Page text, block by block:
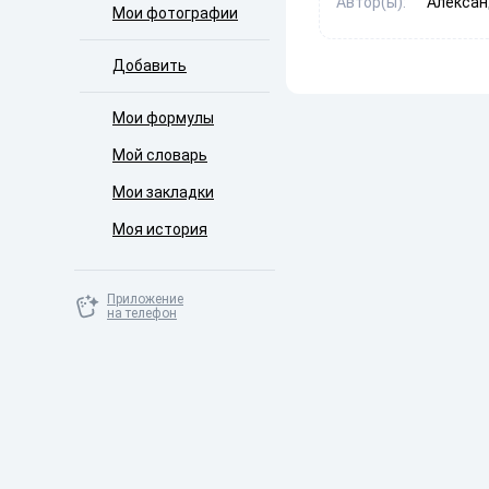
Мои фотографии
Добавить
Мои формулы
Мой словарь
Мои закладки
Моя история
Приложение
на телефон